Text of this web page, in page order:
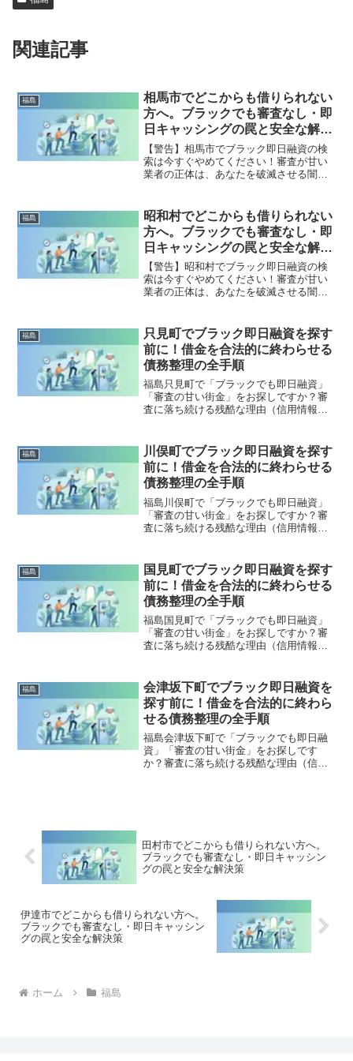
関連記事
福島
相馬市でどこからも借りられない
方へ。ブラックでも審査なし・即
日キャッシングの罠と安全な解決
策
【警告】相馬市でブラック即日融資の検
索は今すぐやめてください！審査が甘い
業者の正体は、あなたを破滅させる闇金
市で違法業者を避け、借金地獄から抜け
出した方々の実体験と確実な解決策を完
全公開。
福島
昭和村でどこからも借りられない
方へ。ブラックでも審査なし・即
日キャッシングの罠と安全な解決
策
【警告】昭和村でブラック即日融資の検
索は今すぐやめてください！審査が甘い
業者の正体は、あなたを破滅させる闇金
村で違法業者を避け、借金地獄から抜け
出した方々の実体験と確実な解決策を完
全公開。
福島
只見町でブラック即日融資を探す
前に！借金を合法的に終わらせる
債務整理の全手順
福島只見町で「ブラックでも即日融資」
「審査の甘い街金」をお探しですか？審
査に落ち続ける残酷な理由（信用情報と
底解説。多重債務の地獄から抜け出し、
合法的に借金を減額・免除する「債務整
理」の正しい知識と、今すぐ督促を止め
る無料相談窓口をご案内します。
福島
川俣町でブラック即日融資を探す
前に！借金を合法的に終わらせる
債務整理の全手順
福島川俣町で「ブラックでも即日融資」
「審査の甘い街金」をお探しですか？審
査に落ち続ける残酷な理由（信用情報と
底解説。多重債務の地獄から抜け出し、
合法的に借金を減額・免除する「債務整
理」の正しい知識と、今すぐ督促を止め
る無料相談窓口をご案内します。
福島
国見町でブラック即日融資を探す
前に！借金を合法的に終わらせる
債務整理の全手順
福島国見町で「ブラックでも即日融資」
「審査の甘い街金」をお探しですか？審
査に落ち続ける残酷な理由（信用情報と
底解説。多重債務の地獄から抜け出し、
合法的に借金を減額・免除する「債務整
理」の正しい知識と、今すぐ督促を止め
る無料相談窓口をご案内します。
福島
会津坂下町でブラック即日融資を
探す前に！借金を合法的に終わら
せる債務整理の全手順
福島会津坂下町で「ブラックでも即日融
資」「審査の甘い街金」をお探しです
か？審査に落ち続ける残酷な理由（信用
促を止める無料相談窓口をご案内しま
す。
田村市でどこからも借りられない方へ。
ブラックでも審査なし・即日キャッシン
グの罠と安全な解決策
伊達市でどこからも借りられない方へ。
ブラックでも審査なし・即日キャッシン
グの罠と安全な解決策
ホーム 福島